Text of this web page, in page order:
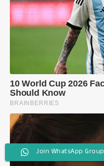
Join WhatsApp Group